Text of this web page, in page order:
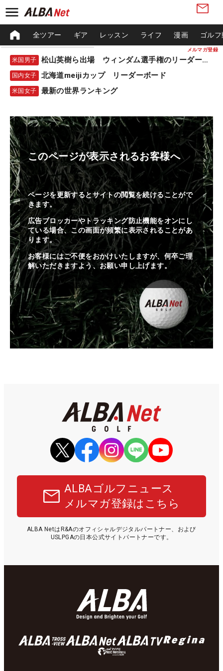
メルマガ登録
全ツアー ギア レッスン ライフ 漫画 ゴル
米国男子 松山英樹ら出場 ウィンダム選手権のリーダーボード
国内女子 北海道meijiカップ リーダーボード
米国女子 最新の世界ランキング
このページが表示されるお客様へ
ページを更新するとサイトの閲覧を続けることがで
きます。
広告ブロッカーやトラッキング防止機能をオンにし
ている場合、この画面が頻繁に表示されることがあ
ります。
お客様にはご不便をおかけいたしますが、何卒ご理
解いただきますよう、お願い申し上げます。
ALBAゴルフニュース
メルマガ登録はこちら
ALBA NetはR&Aのオフィシャルデジタルパートナー、および
USLPGAの日本公式サイトパートナーです。